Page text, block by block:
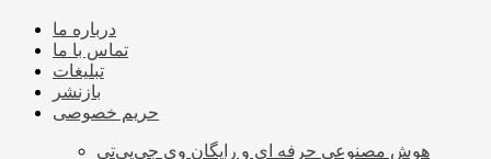
درباره ما
تماس با ما
تبلیغات
بازنشر
حریم خصوصی
هوش مصنوعی حرفه ای و رایگان وی جی‌پی‌تی